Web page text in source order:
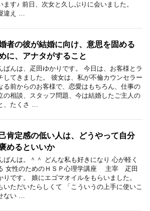
ます♪ 前日、次女と久しぶりに会いました。
違え …
者の彼が結婚に向け、意思を固める
に、アナタがすること
ばんは、疋田ゆかりです。 今日は、お客様とラ
してきました。 彼女は、私が不倫カウンセラー
る前からのお客様で、恋愛はもちろん、仕事の
の相談、スタッフ問題、今は結婚したご主人の
、たくさ …
肯定感の低い人は、どうやって自分
めるといいか
ばんは。＾＾ どんな私も好きになり 心が軽く
女性のためのＨＳＰ心理学講座 主宰 疋田
りです。 娘にエゴマオイルをもらいました。
いただいたらしくて 「こういうの上手に使いこ
ない …